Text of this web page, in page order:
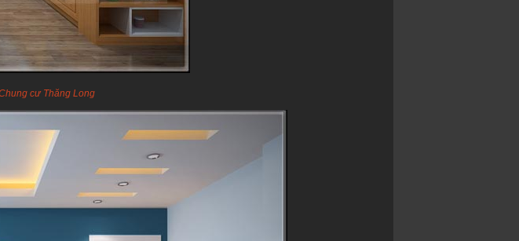
cư Thăng Long